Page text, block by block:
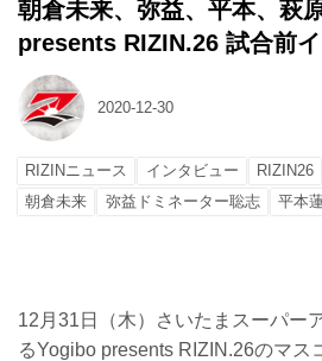
朝倉未来、弥益、平本、萩
presents RIZIN.26 試合前
2020-12-30
RIZINニュース インタビュー RIZIN26
朝倉未来
弥益ドミネーター聡志 平本
12月31日（木）さいたまスーパー
るYogibo presents RIZIN.26のマス